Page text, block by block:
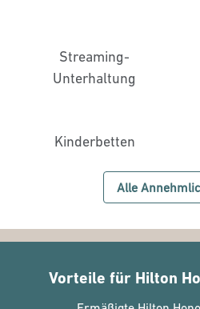
Streaming-
Unterhaltung
Kinderbetten
Alle
Vorteile für Hilton